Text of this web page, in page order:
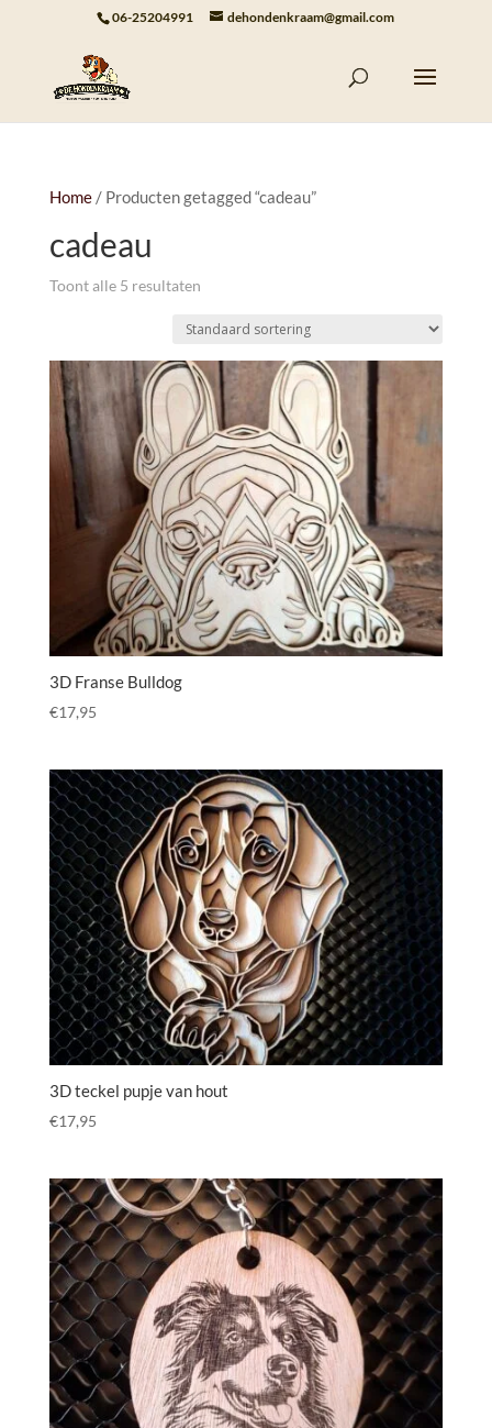
06-25204991 dehondenkraam@gmail.com
Home/ Producten getagged “cadeau”
cadeau
Toont alle 5 resultaten
3D Franse Bulldog
€17,95
3D teckel pupje van hout
€17,95